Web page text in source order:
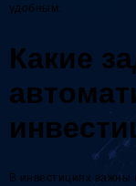
удобным.
Какие
В инвестициях важны